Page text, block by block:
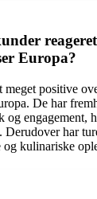
Europa?
positive
De har
og engagement,
Derudover har
kulinariske